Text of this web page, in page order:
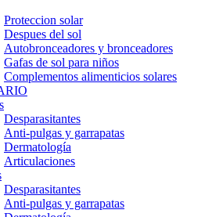
Proteccion solar
Despues del sol
Autobronceadores y bronceadores
Gafas de sol para niños
Complementos alimenticios solares
Desparasitantes
Anti-pulgas y garrapatas
Dermatología
Articulaciones
Desparasitantes
Anti-pulgas y garrapatas